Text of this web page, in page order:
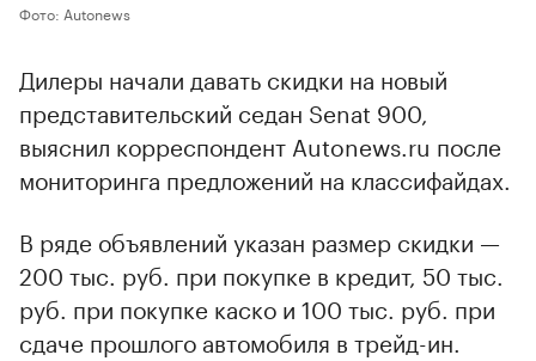
Фото: Autonews
Дилеры начали давать скидки на новый
представительский седан Senat 900,
выяснил корреспондент Autonews.ru после
мониторинга предложений на классифайдах.
В ряде объявлений указан размер скидки —
200 тыс. руб. при покупке в кредит, 50 тыс.
руб. при покупке каско и 100 тыс. руб. при
сдаче прошлого автомобиля в трейд-ин.